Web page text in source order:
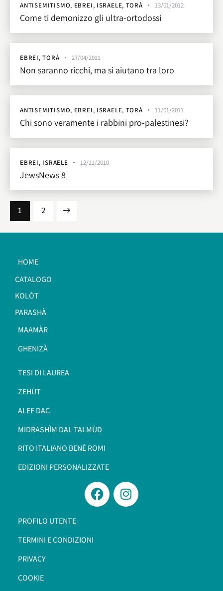
ANTISEMITISMO, EBREI, ISRAELE, TORÀ 13/01/2012
Come ti demonizzo gli ultra-ortodossi
EBREI,TORÀ 27/04/2011
Non saranno ricchi, ma si aiutano tra loro
ANTISEMITISMO, EBREI, ISRAELE, TORÀ 11/01/2011
Chi sono veramente i rabbini pro-palestinesi?
EBREI, ISRAELE 12/11/2010
JewsNews 8
1 2
>
HOME
CATALOGO
KOLÒT
PARASHÀ
MAAMÀR
GHENIZÀ
TESI DI LAUREA
ZEHÙT
ALEF DAC
MIDRASHÌM DAL TALMÙD
RITO ITALIANO BENÈ ROMI​
EDIZIONI PERSONALIZZATE
PROFILO UTENTE
TERMINI E CONDIZIONI
PRIVACY
COOKIE